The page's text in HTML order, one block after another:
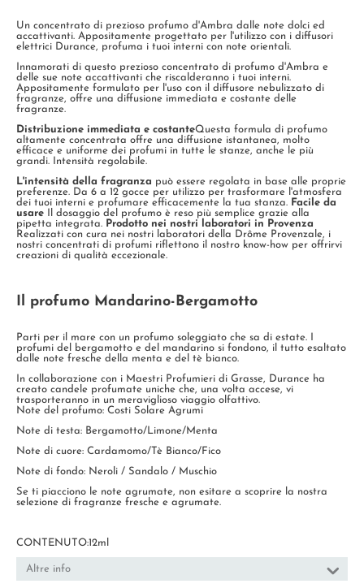
Un concentrato di prezioso profumo d'Ambra dalle note dolci ed
accattivanti. Appositamente progettato per l'utilizzo con i diffusori
elettrici Durance, profuma i tuoi interni con note orientali.
Innamorati di questo prezioso concentrato di profumo d'Ambra e
delle sue note accattivanti che riscalderanno i tuoi interni.
Appositamente formulato per l'uso con il diffusore nebulizzato di
fragranze, offre una diffusione immediata e costante delle
fragranze.
Distribuzione immediata e costanteQuesta formula di profumo
altamente concentrata offre una diffusione istantanea, molto
efficace e uniforme dei profumi in tutte le stanze, anche le più
grandi. Intensità regolabile.
L'intensità della fragranza può essere regolata in base alle proprie
preferenze. Da 6 a 12 gocce per utilizzo per trasformare l'atmosfera
dei tuoi interni e profumare efficacemente la tua stanza. Facile da
usare Il dosaggio del profumo è reso più semplice grazie alla
pipetta integrata. Prodotto nei nostri laboratori in Provenza
Realizzati con cura nei nostri laboratori della Drôme Provenzale, i
nostri concentrati di profumi riflettono il nostro know-how per offrirvi
creazioni di qualità eccezionale.
Il profumo Mandarino-Bergamotto
Parti per il mare con un profumo soleggiato che sa di estate. I
profumi del bergamotto e del mandarino si fondono, il tutto esaltato
dalle note fresche della menta e del tè bianco.
In collaborazione con i Maestri Profumieri di Grasse, Durance ha
creato candele profumate uniche che, una volta accese, vi
trasporteranno in un meraviglioso viaggio olfattivo.
Note del profumo: Costi Solare Agrumi
Note di testa: Bergamotto/Limone/Menta
Note di cuore: Cardamomo/Tè Bianco/Fico
Note di fondo: Neroli / Sandalo / Muschio
Se ti piacciono le note agrumate, non esitare a scoprire la nostra
selezione di fragranze fresche e agrumate.
CONTENUTO:12ml
Altre info